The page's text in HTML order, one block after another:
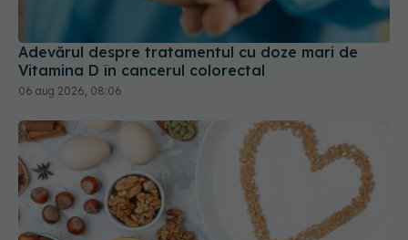
Adevărul despre tratamentul cu doze mari de
Vitamina D în cancerul colorectal
06 aug 2026, 08:06